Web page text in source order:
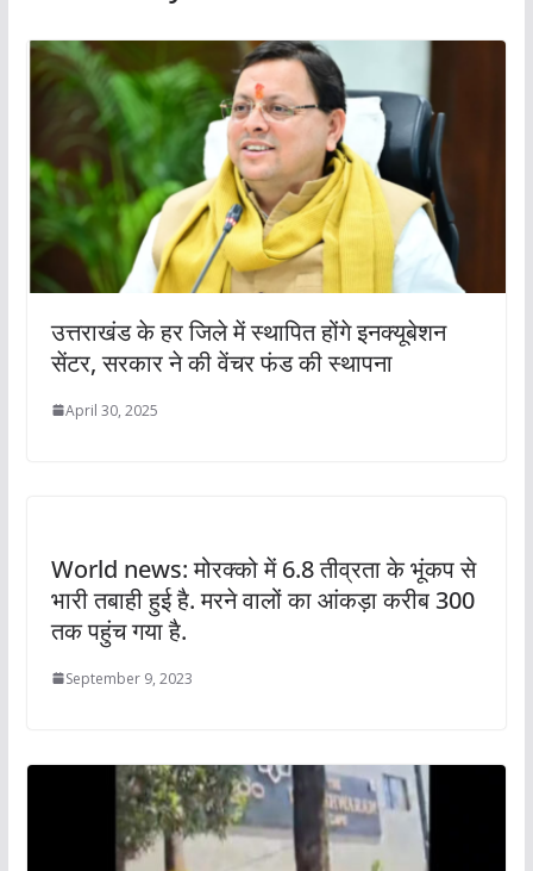
उत्तराखंड के हर जिले में स्थापित होंगे इनक्यूबेशन
सेंटर, सरकार ने की वेंचर फंड की स्थापना
April 30, 2025
World news: मोरक्को में 6.8 तीव्रता के भूंकप से
भारी तबाही हुई है. मरने वालों का आंकड़ा करीब 300
तक पहुंच गया है.
September 9, 2023